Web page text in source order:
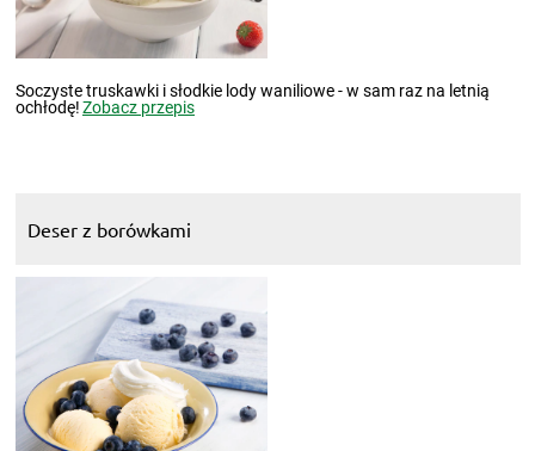
Soczyste truskawki i słodkie lody waniliowe - w sam raz na letnią
ochłodę!Zobacz przepis
Deser z borówkami